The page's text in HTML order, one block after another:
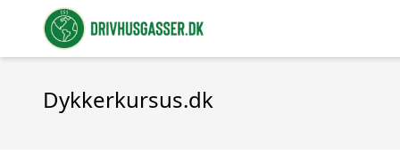
Dykkerkursus.dk